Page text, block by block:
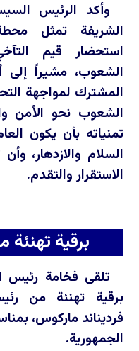
وأكد الرئيس
الشريفة تمثل
استحضار قيم
الشعوب، مشيراً إلى
المشترك لمواجهة
الشعوب نحو الأمن
تمنياته بأن يكون
السلام والازدهار،
الاستقرار والتقدم.
برقية تهنئة
تلقى فخامة رئيس
برقية تهنئة من
فرديناند ماركوس،
الجمهورية.